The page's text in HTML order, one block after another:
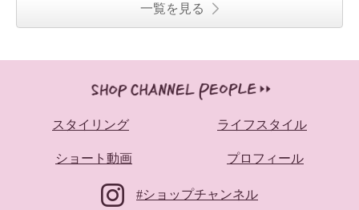
一覧を見る
スタイリング ライフスタイル
ショート動画 プロフィール
#ショップチャンネル